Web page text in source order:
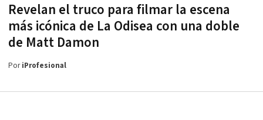
Revelan el truco para filmar la escena
más icónica de La Odisea con una doble
de Matt Damon
PoriProfesional